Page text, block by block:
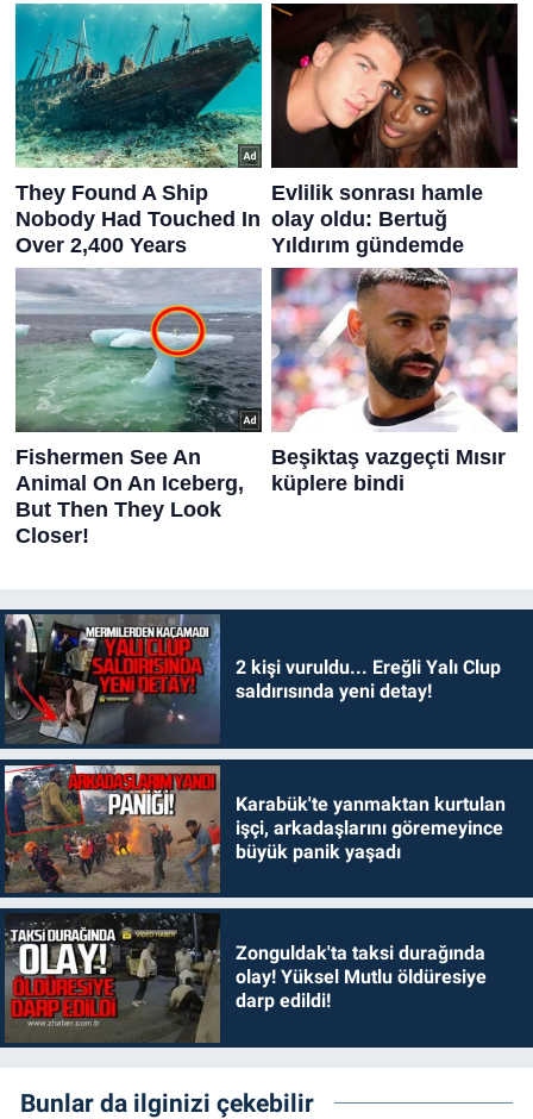
2 kişi vuruldu... Ereğli Yalı Clup
saldırısında yeni detay!
Karabük'te yanmaktan kurtulan
işçi, arkadaşlarını göremeyince
büyük panik yaşadı
Zonguldak'ta taksi durağında
olay! Yüksel Mutlu öldüresiye
darp edildi!
Bunlar da ilginizi çekebilir